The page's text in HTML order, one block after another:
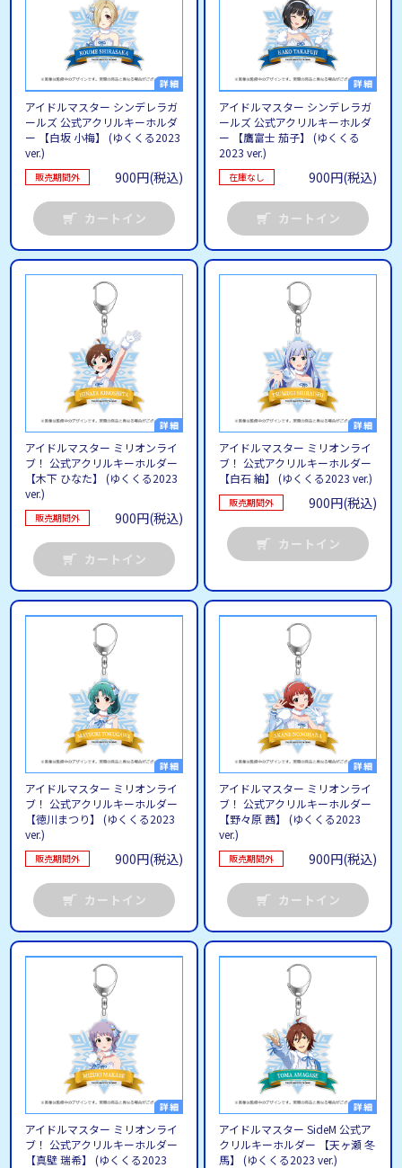
アイドルマスター シンデレラガ
ールズ 公式アクリルキーホルダ
ー 【白坂 小梅】 (ゆくくる2023
ver.)
販売期間外 900円(税込)
カートイン
アイドルマスター シンデレラガ
ールズ 公式アクリルキーホルダ
ー 【鷹富士 茄子】 (ゆくくる
2023 ver.)
在庫なし 900円(税込)
カートイン
アイドルマスター ミリオンライ
ブ！ 公式アクリルキーホルダー
【木下 ひなた】 (ゆくくる2023
ver.)
販売期間外 900円(税込)
カートイン
アイドルマスター ミリオンライ
ブ！ 公式アクリルキーホルダー
【白石 紬】 (ゆくくる2023 ver.)
販売期間外 900円(税込)
カートイン
アイドルマスター ミリオンライ
ブ！ 公式アクリルキーホルダー
【徳川まつり】 (ゆくくる2023
ver.)
販売期間外 900円(税込)
カートイン
アイドルマスター ミリオンライ
ブ！ 公式アクリルキーホルダー
【野々原 茜】 (ゆくくる2023
ver.)
販売期間外 900円(税込)
カートイン
アイドルマスター ミリオンライ
ブ！ 公式アクリルキーホルダー
【真壁 瑞希】 (ゆくくる2023
アイドルマスター SideM 公式ア
クリルキーホルダー 【天ヶ瀬 冬
馬】 (ゆくくる2023 ver.)